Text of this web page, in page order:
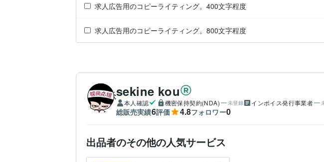
求人広告用のコピーライティング。400文字程度
求人広告用のコピーライティング。800文字程度
sekine kou
本人確認 機密保持契約(NDA) 未登録 インボイス発行事業者
総販売実績6評価 4.8フォロワー0
出品者のその他の人気サービス